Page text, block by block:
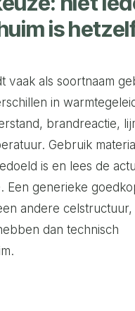
is
vaak als soortnaam
in
brandreactie,
Gebruik
is en lees de
Een generieke
andere
dan technisch